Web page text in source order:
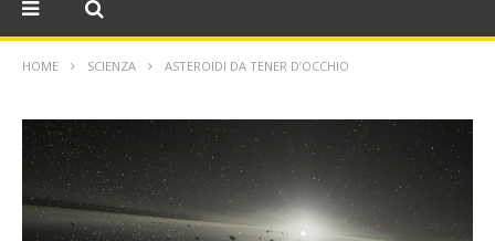
HOME SCIENZA ASTEROIDI DA TENER D’OCCHIO